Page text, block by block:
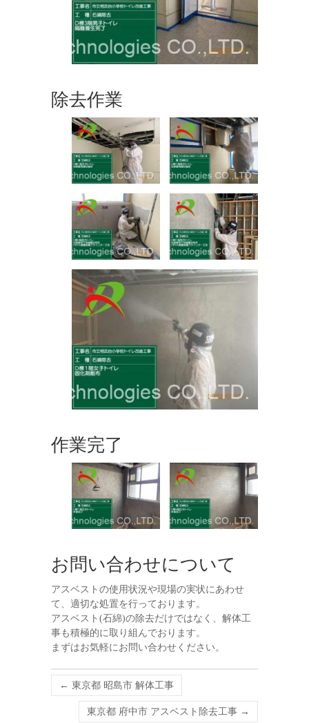
除去作業
作業完了
お問い合わせについて
アスベストの使用状況や現場の実状にあわせ
て、適切な処置を行っております。
アスベスト(石綿)の除去だけではなく、解体工
事も積極的に取り組んでおります。
まずはお気軽にお問い合わせください。
← 東京都 昭島市 解体工事
東京都 府中市 アスベスト除去工事 →